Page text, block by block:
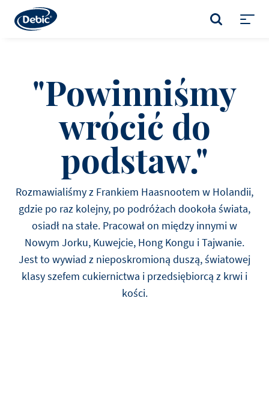
main
SZUKAJ
"Powinniśmy
wrócić do
podstaw."
Rozmawialiśmy z Frankiem Haasnootem w Holandii,
gdzie po raz kolejny, po podróżach dookoła świata,
osiadł na stałe. Pracował on między innymi w
Nowym Jorku, Kuwejcie, Hong Kongu i Tajwanie.
Jest to wywiad z nieposkromioną duszą, światowej
klasy szefem cukiernictwa i przedsiębiorcą z krwi i
kości.